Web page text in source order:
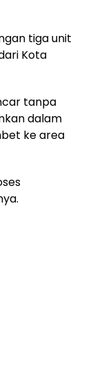
tiga unit
Kota
tanpa
dalam
ke area